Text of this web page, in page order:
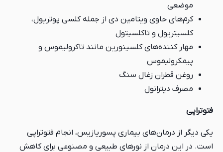
موضعی
کرم‌های حاوی ویتامین دی از جمله کلسی پوتریول،
کلسیتریول و تاکلسیتول
مهار کننده‌های کلسینورین مانند تاکرولیموس و
پیمکرولیموس
روغن قطران زغال سنگ
مصرف دیترانول
فتوتراپی
یکی دیگر از درمان‌های بیماری پسوریازیس، انجام فتوتراپی
است. در این درمان از نورهای طبیعی و مصنوعی برای کاهش